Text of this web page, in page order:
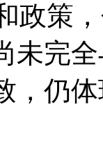
政策
未完
，仍